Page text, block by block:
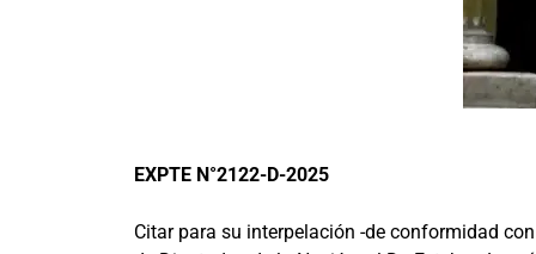
EXPTE N°2122-D-2025
Citar para su interpelación -de conformidad